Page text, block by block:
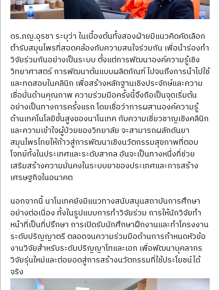
ดร.ภญ.อุรชา ระบุว่า ในเบื้องต้นทั้งสองฝ่ายมีแนวคิดคัดเลือก
ตำรับสมุนไพรที่สอดคล้องกับความสนใจร่วมกัน เพื่อนำร่องทำ
วิจัยร่วมกันอย่างเป็นระบบ ตั้งแต่การพัฒนาองค์ความรู้เชิง
วิทยาศาสตร์ การพัฒนาต้นแบบผลิตภัณฑ์ ไปจนถึงการนำไปใช้
และทดสอบในคลินิก เพื่อสร้างหลักฐานเชิงประจักษ์และความ
เชื่อมั่นด้านคุณภาพ ความร่วมมือครั้งนี้จึงถือเป็นจุดเริ่มต้น
อย่างเป็นทางการครั้งแรก โดยเชื่อว่าการผสานองค์ความรู้
ด้านเทคโนโลยีขั้นสูงของนาโนเทค กับความเชี่ยวชาญเชิงคลินิก
และความเข้าใจผู้ป่วยของวิทยาลัย จะสามารถผลักดันยา
สมุนไพรไทยให้ก้าวสู่การพัฒนาเชิงนวัตกรรมสุขภาพที่ตอบ
โจทย์ทั้งในประเทศและระดับสากล อันจะเป็นทางหนึ่งที่ช่วย
เสริมสร้างความมั่นคงในระบบยาของประเทศและการสร้าง
เศรษฐกิจในอนาคต
นอกจากนี้ นาโนเทคยังมีแนวทางสนับสนุนสถาบันการศึกษา
อย่างต่อเนื่อง ทั้งในรูปแบบการทำวิจัยร่วม การให้นักวิจัยทำ
หน้าที่เป็นที่ปรึกษา การเปิดรับนักศึกษาฝึกงานและทำโครงงาน
ระดับปริญญาตรี ตลอดจนความร่วมมือด้านการกำหนดหัวข้อ
งานวิจัยสำหรับระดับปริญญาโทและเอก เพื่อพัฒนาบุคลากร
วิจัยรุ่นใหม่และต่อยอดสู่การสร้างนวัตกรรมที่ใช้ประโยชน์ได้
จริง